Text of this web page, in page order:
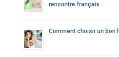
rencontre français
Comment choisir un bon